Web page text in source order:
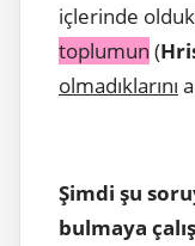
içlerinde
toplumun (
olmadıklarını
Şimdi şu
bulmaya